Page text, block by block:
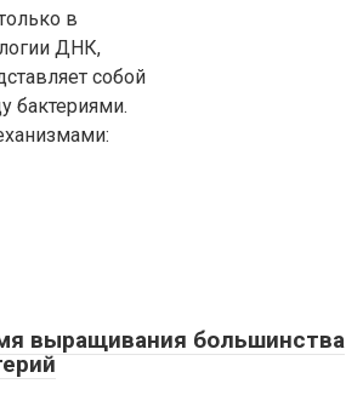
в
ДНК,
собой
бактериями.
выращивания большинства